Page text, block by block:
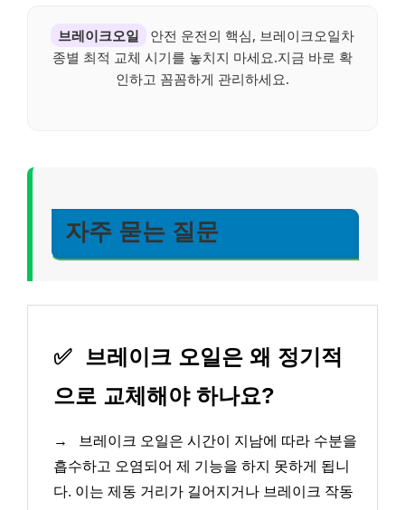
브레이크오일
안전 운전의 핵심, 브레이크오일차
종별 최적 교체 시기를 놓치지 마세요.지금 바로 확
인하고 꼼꼼하게 관리하세요.
자주 묻는 질문
✅ 브레이크 오일은 왜 정기적
으로 교체해야 하나요?
→
브레이크 오일은 시간이 지남에 따라 수분을
흡수하고 오염되어 제 기능을 하지 못하게 됩니
다. 이는 제동 거리가 길어지거나 브레이크 작동